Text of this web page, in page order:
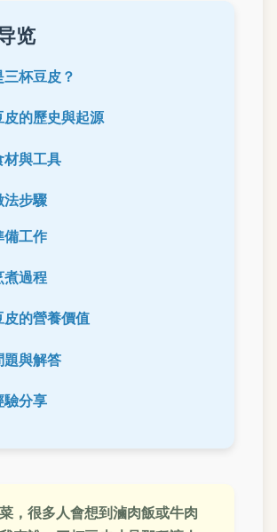
览
杯豆皮？
皮的歷史與起源
材與工具
法步驟
備工作
煮過程
皮的營養價值
題與解答
驗分享
，很多人會想到滷肉飯或牛肉